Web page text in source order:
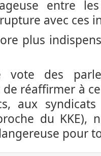
entre les
avec ces
plus
vote des
réaffirmer à
aux
du KKE),
pour